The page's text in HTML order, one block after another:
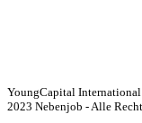
YoungCapital
2023 Nebenjob - Alle